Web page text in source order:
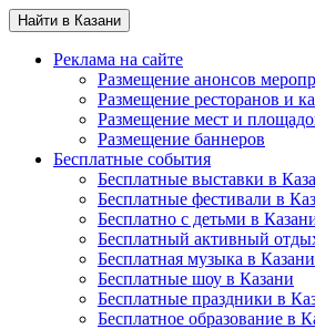
Найти в Казани
Реклама на сайте
Размещение анонсов
Размещение ресторанов и
Размещение мест и
Размещение баннеров
Бесплатные события
Бесплатные выставки в
Бесплатные фестивали в
Бесплатно с детьми в
Бесплатный активный
Бесплатная музыка в Казани
Бесплатные шоу в Казани
Бесплатные праздники в
Бесплатное образование в